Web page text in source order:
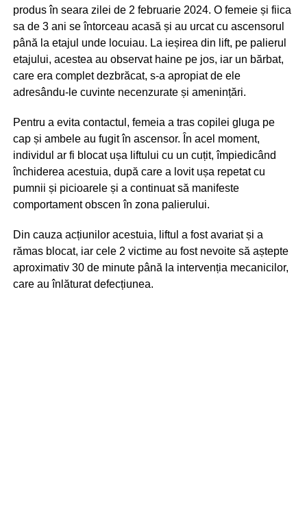
produs în seara zilei de 2 februarie 2024. O femeie și fiica
sa de 3 ani se întorceau acasă și au urcat cu ascensorul
până la etajul unde locuiau. La ieșirea din lift, pe palierul
etajului, acestea au observat haine pe jos, iar un bărbat,
care era complet dezbrăcat, s-a apropiat de ele
adresându-le cuvinte necenzurate și amenințări.
Pentru a evita contactul, femeia a tras copilei gluga pe
cap și ambele au fugit în ascensor. În acel moment,
individul ar fi blocat ușa liftului cu un cuțit, împiedicând
închiderea acestuia, după care a lovit ușa repetat cu
pumnii și picioarele și a continuat să manifeste
comportament obscen în zona palierului.
Din cauza acțiunilor acestuia, liftul a fost avariat și a
rămas blocat, iar cele 2 victime au fost nevoite să aștepte
aproximativ 30 de minute până la intervenția mecanicilor,
care au înlăturat defecțiunea.